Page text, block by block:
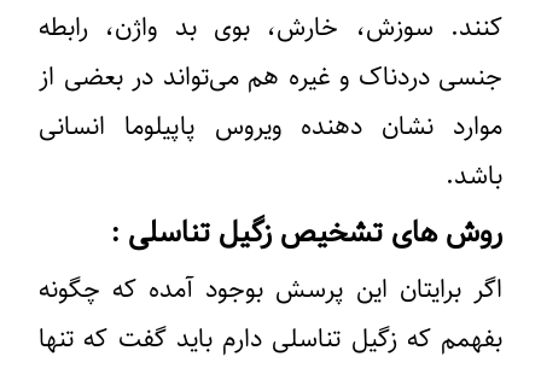
کنند. سوزش، خارش، بوی بد واژن، رابطه
جنسی دردناک و غیره هم می‌تواند در بعضی از
موارد نشان دهنده ویروس پاپیلوما انسانی
باشد.
روش های تشخیص زگیل تناسلی :
اگر برایتان این پرسش بوجود آمده که چگونه
بفهمم که زگیل تناسلی دارم باید گفت که تنها